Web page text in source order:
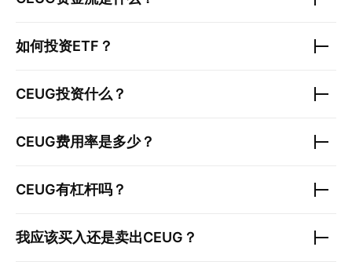
如何投资ETF？
CEUG投资什么？
CEUG费用率是多少？
CEUG有杠杆吗？
我应该买入还是卖出CEUG ？